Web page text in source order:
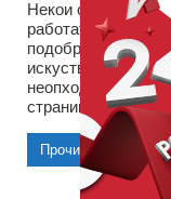
Copyright © 2026
Импресум
Некои од
работата на
подобриме оваа
искуство.
неопходни за
страница.
Прочитај повеќе